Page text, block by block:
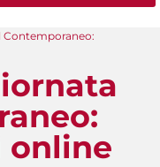
Contemporaneo:
online